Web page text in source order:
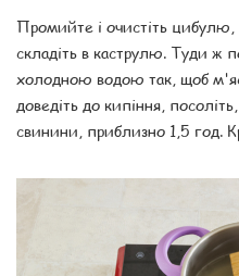
Промийте і очистіть цибулю,
складіть в каструлю. Туди ж
холодною водою так, щоб
доведіть до кипіння,
свинини, приблизно 1,5 год.